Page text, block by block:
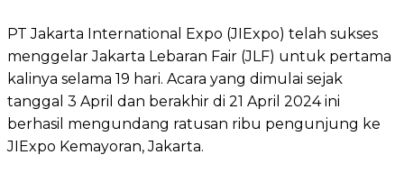
PT Jakarta International Expo (JIExpo) telah sukses
menggelar Jakarta Lebaran Fair (JLF) untuk pertama
kalinya selama 19 hari. Acara yang dimulai sejak
tanggal 3 April dan berakhir di 21 April 2024 ini
berhasil mengundang ratusan ribu pengunjung ke
JIExpo Kemayoran, Jakarta.